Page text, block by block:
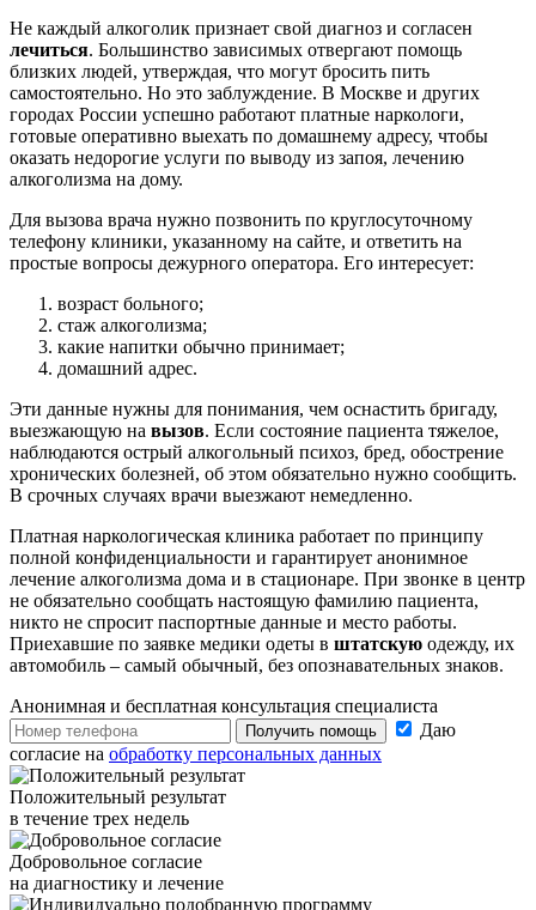
Не каждый алкоголик признает свой диагноз и согласен
лечиться. Большинство зависимых отвергают помощь
близких людей, утверждая, что могут бросить пить
самостоятельно. Но это заблуждение. В Москве и других
городах России успешно работают платные наркологи,
готовые оперативно выехать по домашнему адресу, чтобы
оказать недорогие услуги по выводу из запоя, лечению
алкоголизма на дому.
Для вызова врача нужно позвонить по круглосуточному
телефону клиники, указанному на сайте, и ответить на
простые вопросы дежурного оператора. Его интересует:
возраст больного;
стаж алкоголизма;
какие напитки обычно принимает;
домашний адрес.
Эти данные нужны для понимания, чем оснастить бригаду,
выезжающую на вызов. Если состояние пациента тяжелое,
наблюдаются острый алкогольный психоз, бред, обострение
хронических болезней, об этом обязательно нужно сообщить.
В срочных случаях врачи выезжают немедленно.
Платная наркологическая клиника работает по принципу
полной конфиденциальности и гарантирует анонимное
лечение алкоголизма дома и в стационаре. При звонке в центр
не обязательно сообщать настоящую фамилию пациента,
никто не спросит паспортные данные и место работы.
Приехавшие по заявке медики одеты в штатскую одежду, их
автомобиль – самый обычный, без опознавательных знаков.
Анонимная и бесплатная консультация специалиста
Получить помощь
Даю
согласие на обработку персональных данных
Положительный результат
в течение трех недель
Добровольное согласие
на диагностику и лечение